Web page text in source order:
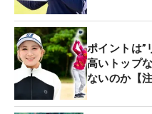
レイドオフというのは
ャフトが飛球線よりも
ら下ろしやすくなる半
す」。クラブが下から
曲がるチーピンが出た
ポイントは
高いトップ
ないのか【